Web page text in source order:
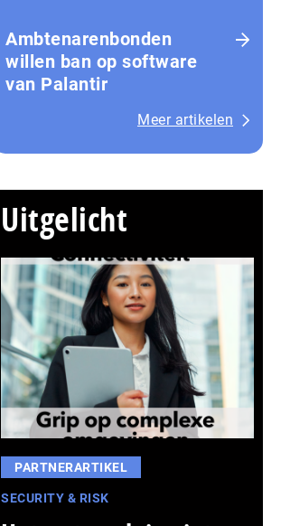
Ambtenarenbonden
willen ban op software
van Palantir
Meer artikelen
Uitgelicht
PARTNERARTIKEL
SECURITY & RISK